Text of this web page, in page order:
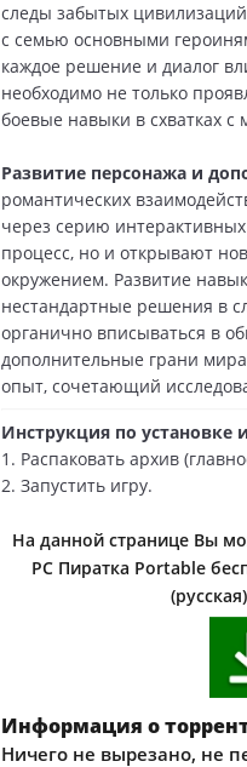
следы забытых
с семью основными
каждое решение и диалог
необходимо не только
боевые навыки в схватках
Развитие персонажа и
романтических
через серию
процесс, но и открывают
окружением. Развитие
нестандартные решения в
органично вписываться в
дополнительные грани
опыт, сочетающий
Инструкция по установке
1. Распаковать архив
2. Запустить игру.
На данной странице Вы
PC Пиратка Portable
Информация о
Ничего не вырезано, не